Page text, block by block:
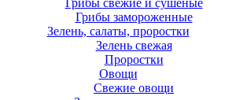
Грибы замороженные
Зелень, салаты, проростки
Зелень свежая
Проростки
Овощи
Свежие овощи